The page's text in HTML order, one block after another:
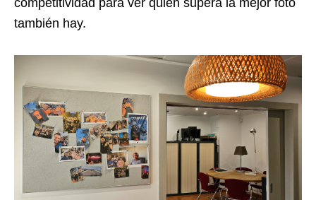
competitividad para ver quien supera la mejor foto
también hay.